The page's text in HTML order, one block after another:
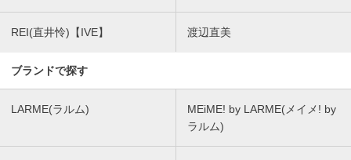
REI(直井怜)【IVE】 渡辺直美
ブランドで探す
LARME(ラルム)
MEiME! by LARME(メイメ! by
ラルム)